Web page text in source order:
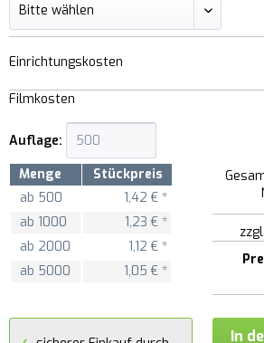
Einrichtungskosten
Filmkosten
Auflage:
Menge
Stückpreis
ab 500
1,42 € *
ab 1000
1,23 € *
ab 2000
1,12 € *
ab 5000 1,05 € *
In